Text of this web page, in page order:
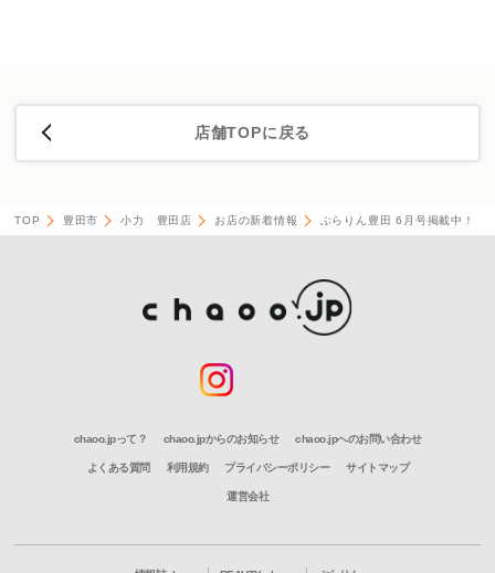
店舗TOPに戻る
TOP 豊田市 小力 豊田店 お店の新着情報 ぶらりん豊田 6月号掲載中！
chaoo.jpって？ chaoo.jpからのお知らせ chaoo.jpへのお問い合わせ
よくある質問 利用規約 プライバシーポリシー サイトマップ
運営会社